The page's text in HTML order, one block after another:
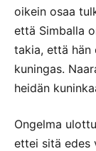
oikein osaa
että Simballa
takia, että hän
kuningas.
heidän
Ongelma
ettei sitä edes